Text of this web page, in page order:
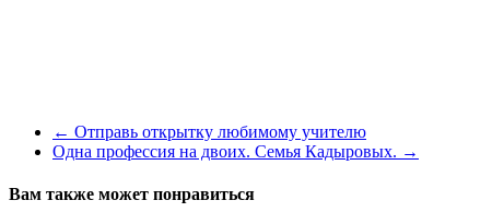
← Отправь открытку любимому учителю
Одна профессия на двоих. Семья Кадыровых. →
Вам также может понравиться